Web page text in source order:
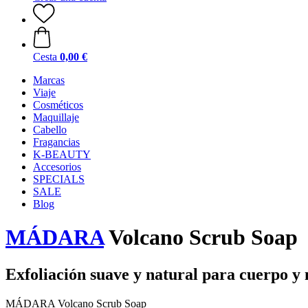
Cesta 0,00 €
Marcas
Viaje
Cosméticos
Maquillaje
Cabello
Fragancias
K-BEAUTY
Accesorios
SPECIALS
SALE
Blog
MÁDARAVolcano Scrub Soap
Exfoliación suave y natural para cuerpo y
MÁDARA Volcano Scrub Soap